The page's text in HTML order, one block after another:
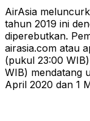
AirAsia
tahun 2019 ini
diperebutkan.
airasia.com atau
(pukul 23:00
WIB) mendatang
April 2020 dan 1